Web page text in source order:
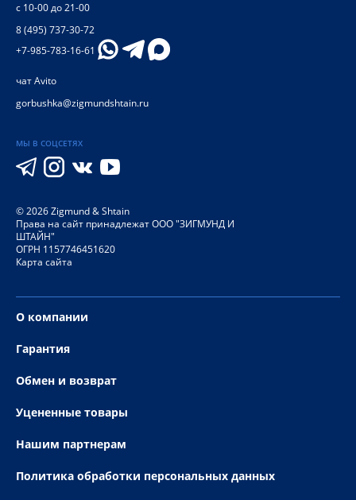
с 10-00 до 21-00
8 (495) 737-30-72
+7-985-783-16-61
чат Avito
gorbushka@zigmundshtain.ru
МЫ В СОЦСЕТЯХ
©2026Zigmund & Shtain
Права на сайт принадлежат ООО "ЗИГМУНД И
ШТАЙН"
ОГРН 1157746451620
Карта сайта
О компании
Гарантия
Обмен и возврат
Уцененные товары
Нашим партнерам
Политика обработки персональных данных